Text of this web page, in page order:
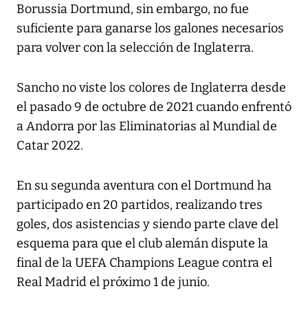
Borussia Dortmund, sin embargo, no fue
suficiente para ganarse los galones necesarios
para volver con la selección de Inglaterra.
Sancho no viste los colores de Inglaterra desde
el pasado 9 de octubre de 2021 cuando enfrentó
a Andorra por las Eliminatorias al Mundial de
Catar 2022.
En su segunda aventura con el Dortmund ha
participado en 20 partidos, realizando tres
goles, dos asistencias y siendo parte clave del
esquema para que el club alemán dispute la
final de la UEFA Champions League contra el
Real Madrid el próximo 1 de junio.